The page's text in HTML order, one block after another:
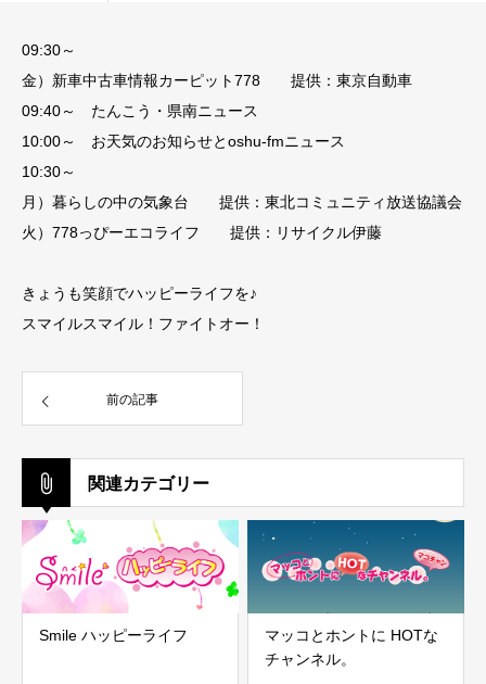
09:30～
金）新車中古車情報カーピット778 提供：東京自動車
09:40～ たんこう・県南ニュース
10:00～ お天気のお知らせとoshu-fmニュース
10:30～
月）暮らしの中の気象台 提供：東北コミュニティ放送協議会
火）778っぴーエコライフ 提供：リサイクル伊藤
きょうも笑顔でハッピーライフを♪
スマイルスマイル！ファイトオー！
前の記事
関連カテゴリー
Smile ハッピーライフ
マッコとホントに HOTな
チャンネル。